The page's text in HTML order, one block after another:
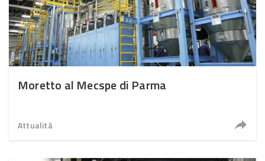
Moretto al Mecspe di Parma
Attualità